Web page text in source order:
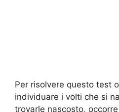
Per risolvere questo test
individuare i volti che si
trovarle nascosto,